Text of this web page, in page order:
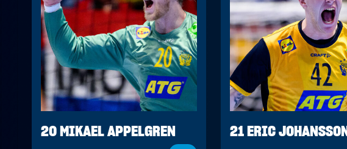
20 MIKAEL APPELGREN
21 ERIC JOHANSSON